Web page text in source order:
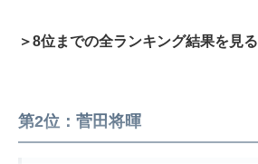
＞8位までの全ランキング結果を見る
第2位：菅田将暉